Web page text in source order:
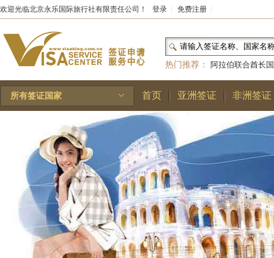
欢迎光临北京永乐国际旅行社有限责任公司！ 登录 免费注册
热门推荐：
阿拉伯联合酋长国
和国|布基纳法索|巴勒斯坦
林王国|安道尔公国|
所有签证国家 首页 亚洲签证 非洲签证